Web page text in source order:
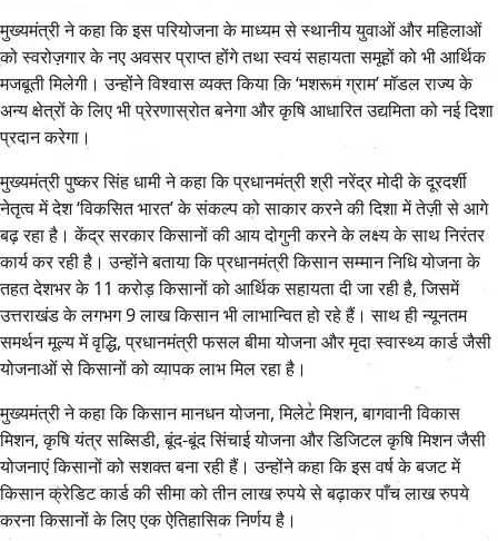
मुख्यमंत्री ने कहा कि इस परियोजना के माध्यम से स्थानीय युवाओं और महिलाओं
को स्वरोज़गार के नए अवसर प्राप्त होंगे तथा स्वयं सहायता समूहों को भी आर्थिक
मजबूती मिलेगी। उन्होंने विश्वास व्यक्त किया कि ‘मशरूम ग्राम’ मॉडल राज्य के
अन्य क्षेत्रों के लिए भी प्रेरणास्रोत बनेगा और कृषि आधारित उद्यमिता को नई दिशा
प्रदान करेगा।
मुख्यमंत्री पुष्कर सिंह धामी ने कहा कि प्रधानमंत्री श्री नरेंद्र मोदी के दूरदर्शी
नेतृत्व में देश ‘विकसित भारत’ के संकल्प को साकार करने की दिशा में तेज़ी से आगे
बढ़ रहा है। केंद्र सरकार किसानों की आय दोगुनी करने के लक्ष्य के साथ निरंतर
कार्य कर रही है। उन्होंने बताया कि प्रधानमंत्री किसान सम्मान निधि योजना के
तहत देशभर के 11 करोड़ किसानों को आर्थिक सहायता दी जा रही है, जिसमें
उत्तराखंड के लगभग 9 लाख किसान भी लाभान्वित हो रहे हैं। साथ ही न्यूनतम
समर्थन मूल्य में वृद्धि, प्रधानमंत्री फसल बीमा योजना और मृदा स्वास्थ्य कार्ड जैसी
योजनाओं से किसानों को व्यापक लाभ मिल रहा है।
मुख्यमंत्री ने कहा कि किसान मानधन योजना, मिलेट मिशन, बागवानी विकास
मिशन, कृषि यंत्र सब्सिडी, बूंद-बूंद सिंचाई योजना और डिजिटल कृषि मिशन जैसी
योजनाएं किसानों को सशक्त बना रही हैं। उन्होंने कहा कि इस वर्ष के बजट में
किसान क्रेडिट कार्ड की सीमा को तीन लाख रुपये से बढ़ाकर पाँच लाख रुपये
करना किसानों के लिए एक ऐतिहासिक निर्णय है।